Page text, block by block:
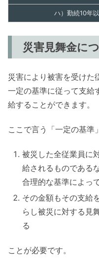
ハ）勤続10年
災害見舞金に
災害により被害を受けた
一定の基準に従って支給
給することができます。
ここで言う「一定の基準
被災した全従業員に
給されるものである
合理的な基準によっ
その金額もその支給
らし被災に対する見
る
ことが必要です。